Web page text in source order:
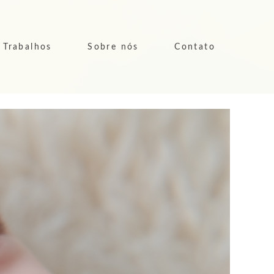
Trabalhos Sobre nós Contato